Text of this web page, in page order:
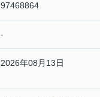
97468864
-
2026年08月13日